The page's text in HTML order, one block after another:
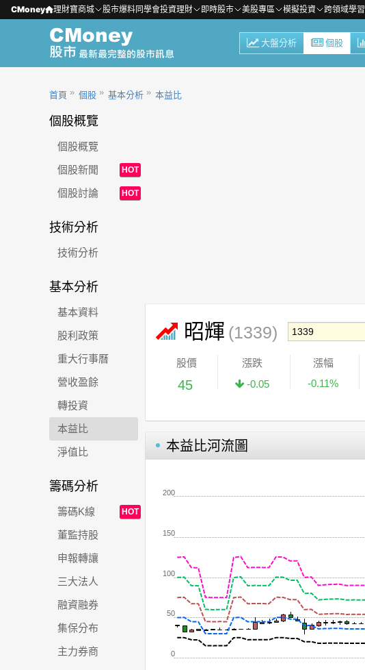
CMoney 理財寶商城 股市爆料同學會投資理財 即時股市 美股專區 模擬投資 跨領域學習
大盤分析 個股
首頁 個股 基本分析 本益比
個股概覽
個股概覽
個股新聞
HOT
個股討論 HOT
技術分析
技術分析
基本分析
基本資料
股利政策
重大行事曆
營收盈餘
轉投資
本益比
淨值比
籌碼分析
籌碼K線 HOT
董監持股
申報轉讓
三大法人
融資融券
集保分布
主力券商
昭輝 (1339)
股價
45
漲跌
-0.05
漲幅
-0.11%
本益比河流圖
0
50
100
150
200